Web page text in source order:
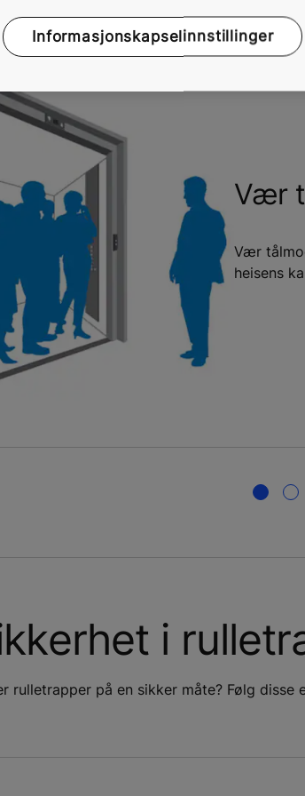
Vær
Vær
heisens
i
rulletrapper på en sikker måte? Følg disse
Informasjonskapselinnstillinger